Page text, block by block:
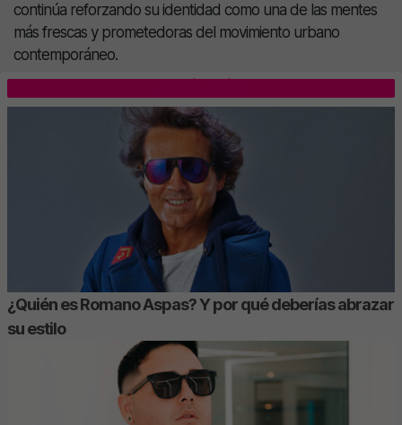
continúa reforzando su identidad como una de las mentes
más frescas y prometedoras del movimiento urbano
contemporáneo.
¿Quién es Romano Aspas? Y por qué deberías abrazar
su estilo